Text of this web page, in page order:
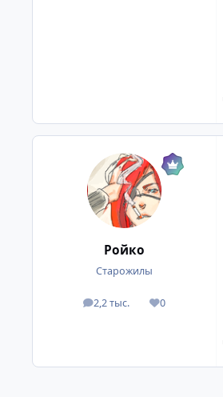
Ройко
Старожилы
2,2 тыс.
посты 0
Репутация